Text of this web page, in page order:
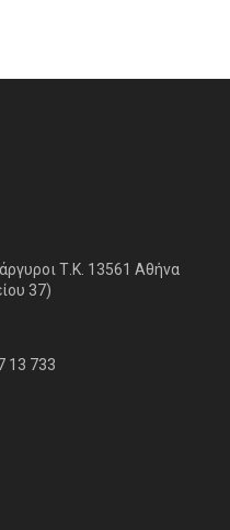
Τ.Κ. 13561 Αθήνα
37)
13 733